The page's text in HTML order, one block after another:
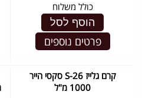
כולל משלוח
הוסף לסל
פרטים נוספים
קרם גלייז S-26 סקסי הייר
1000 מ"ל